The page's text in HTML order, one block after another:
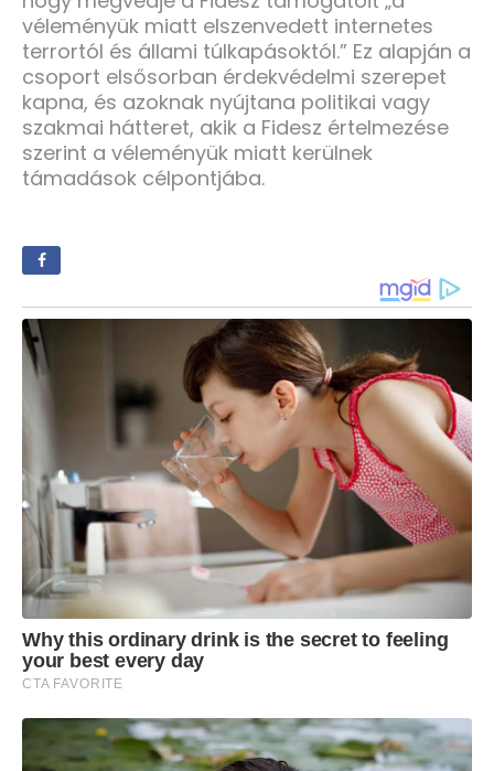
véleményük miatt elszenvedett internetes
terrortól és állami túlkapásoktól.” Ez alapján a
csoport elsősorban érdekvédelmi szerepet
kapna, és azoknak nyújtana politikai vagy
szakmai hátteret, akik a Fidesz értelmezése
szerint a véleményük miatt kerülnek
támadások célpontjába.